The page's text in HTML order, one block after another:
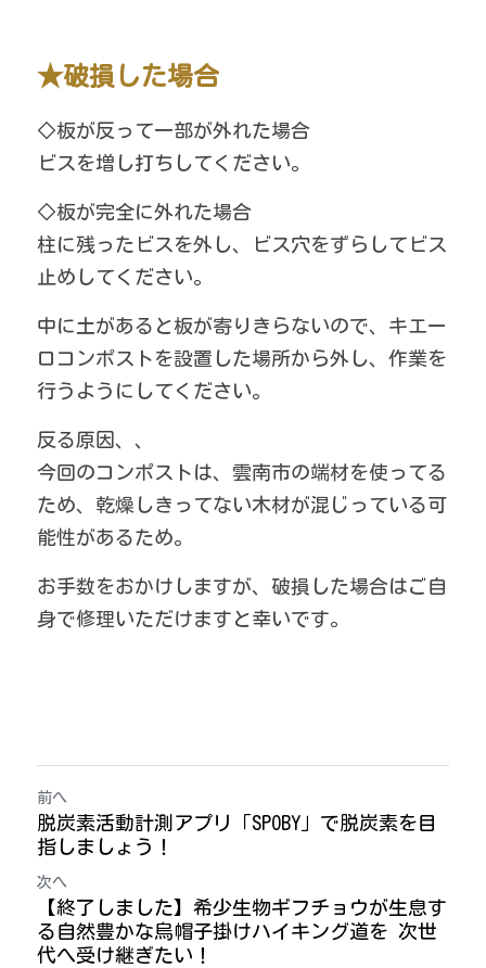
★破損した場合
◇板が反って一部が外れた場合
ビスを増し打ちしてください。
◇板が完全に外れた場合
柱に残ったビスを外し、ビス穴をずらしてビス
止めしてください。
中に土があると板が寄りきらないので、キエー
ロコンポストを設置した場所から外し、作業を
行うようにしてください。
反る原因、、
今回のコンポストは、雲南市の端材を使ってる
ため、乾燥しきってない木材が混じっている可
能性があるため。
お手数をおかけしますが、破損した場合はご自
身で修理いただけますと幸いです。
前へ
脱炭素活動計測アプリ「SPOBY」で脱炭素を目
指しましょう！
次へ
【終了しました】希少生物ギフチョウが生息す
る自然豊かな烏帽子掛けハイキング道を 次世
代へ受け継ぎたい！